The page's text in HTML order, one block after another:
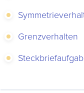
Grenzverhalten